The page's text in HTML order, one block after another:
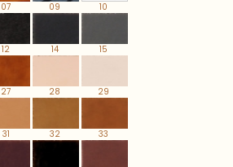
07 09 10
12 14 15
27 28 29
31 32 33